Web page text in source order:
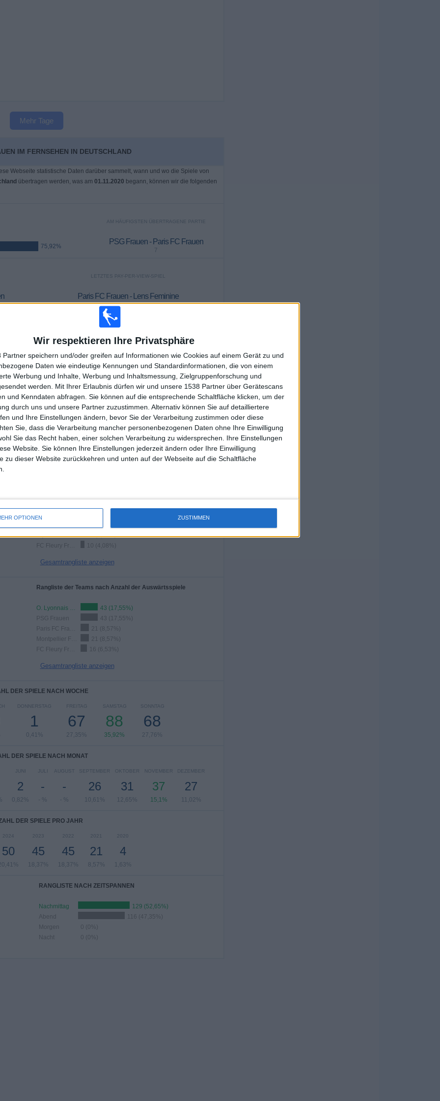
Wir respektieren Ihre Privatsphäre
Partner speichern und/oder greifen auf Informationen wie Cookies auf einem Gerät zu und
Daten wie eindeutige Kennungen und Standardinformationen, die von einem
Werbung und Inhalte, Werbung und Inhaltsmessung, Zielgruppenforschung und
werden.
Mit Ihrer Erlaubnis dürfen wir und unsere 1538 Partner über Gerätescans
und Kenndaten abfragen. Sie können auf die entsprechende Schaltfläche klicken, um der
durch uns und unsere Partner zuzustimmen. Alternativ können Sie auf detailliertere
und Ihre Einstellungen ändern, bevor Sie der Verarbeitung zustimmen oder diese
Sie, dass die Verarbeitung mancher personenbezogenen Daten ohne Ihre Einwilligung
Sie das Recht haben, einer solchen Verarbeitung zu widersprechen. Ihre Einstellungen
Website. Sie können Ihre Einstellungen jederzeit ändern oder Ihre Einwilligung
zu dieser Website zurückkehren und unten auf der Webseite auf die Schaltfläche
OPTIONEN ZUSTIMMEN
Mehr Tage
IM FERNSEHEN IN DEUTSCHLAND
Webseite statistische Daten darüber sammelt, wann und wo die Spiele von
übertragen werden, was am 01.11.2020 begann, können wir die folgenden
75,92%
AM HÄUFIGSTEN ÜBERTRAGENE PARTIE
PSG Frauen - Paris FC Frauen
7
YouTube
LETZTES PAY-PER-VIEW-SPIEL
Paris FC Frauen - Lens Feminine
06.05.2026 Division 1 - Frauen por DAZN
10
TV-KANÄLE
TAGE
98
OHNE
KOSTENLOSES
SPIEL
DURCHSCHNITT
1,2
KANÄLE PRO
SPIEL
GESAMT
10
CANALES
GESAMT
19
Total equipos
Dijon Frauen
11 (4,49%)
10 (4,08%)
Gesamtrangliste anzeigen
Rangliste der Teams nach Anzahl der Auswärtsspiele
O. Lyonnais Frauen
43 (17,55%)
PSG Frauen
43 (17,55%)
21 (8,57%)
21 (8,57%)
16 (6,53%)
Gesamtrangliste anzeigen
DER SPIELE NACH WOCHE
DONNERSTAG
1
0,41%
FREITAG
67
27,35%
SAMSTAG
88
35,92%
SONNTAG
68
27,76%
DER SPIELE NACH MONAT
JUNI
2
0,82%
JULI
-
- %
AUGUST
-
- %
SEPTEMBER
26
10,61%
OKTOBER
31
12,65%
NOVEMBER
37
15,1%
DEZEMBER
27
11,02%
DER SPIELE PRO JAHR
2024
50
2023
45
18,37%
2022
45
18,37%
2021
21
8,57%
2020
4
1,63%
RANGLISTE NACH ZEITSPANNEN
Nachmittag
129 (52,65%)
Abend
116 (47,35%)
Morgen
0 (0%)
Nacht
0 (0%)